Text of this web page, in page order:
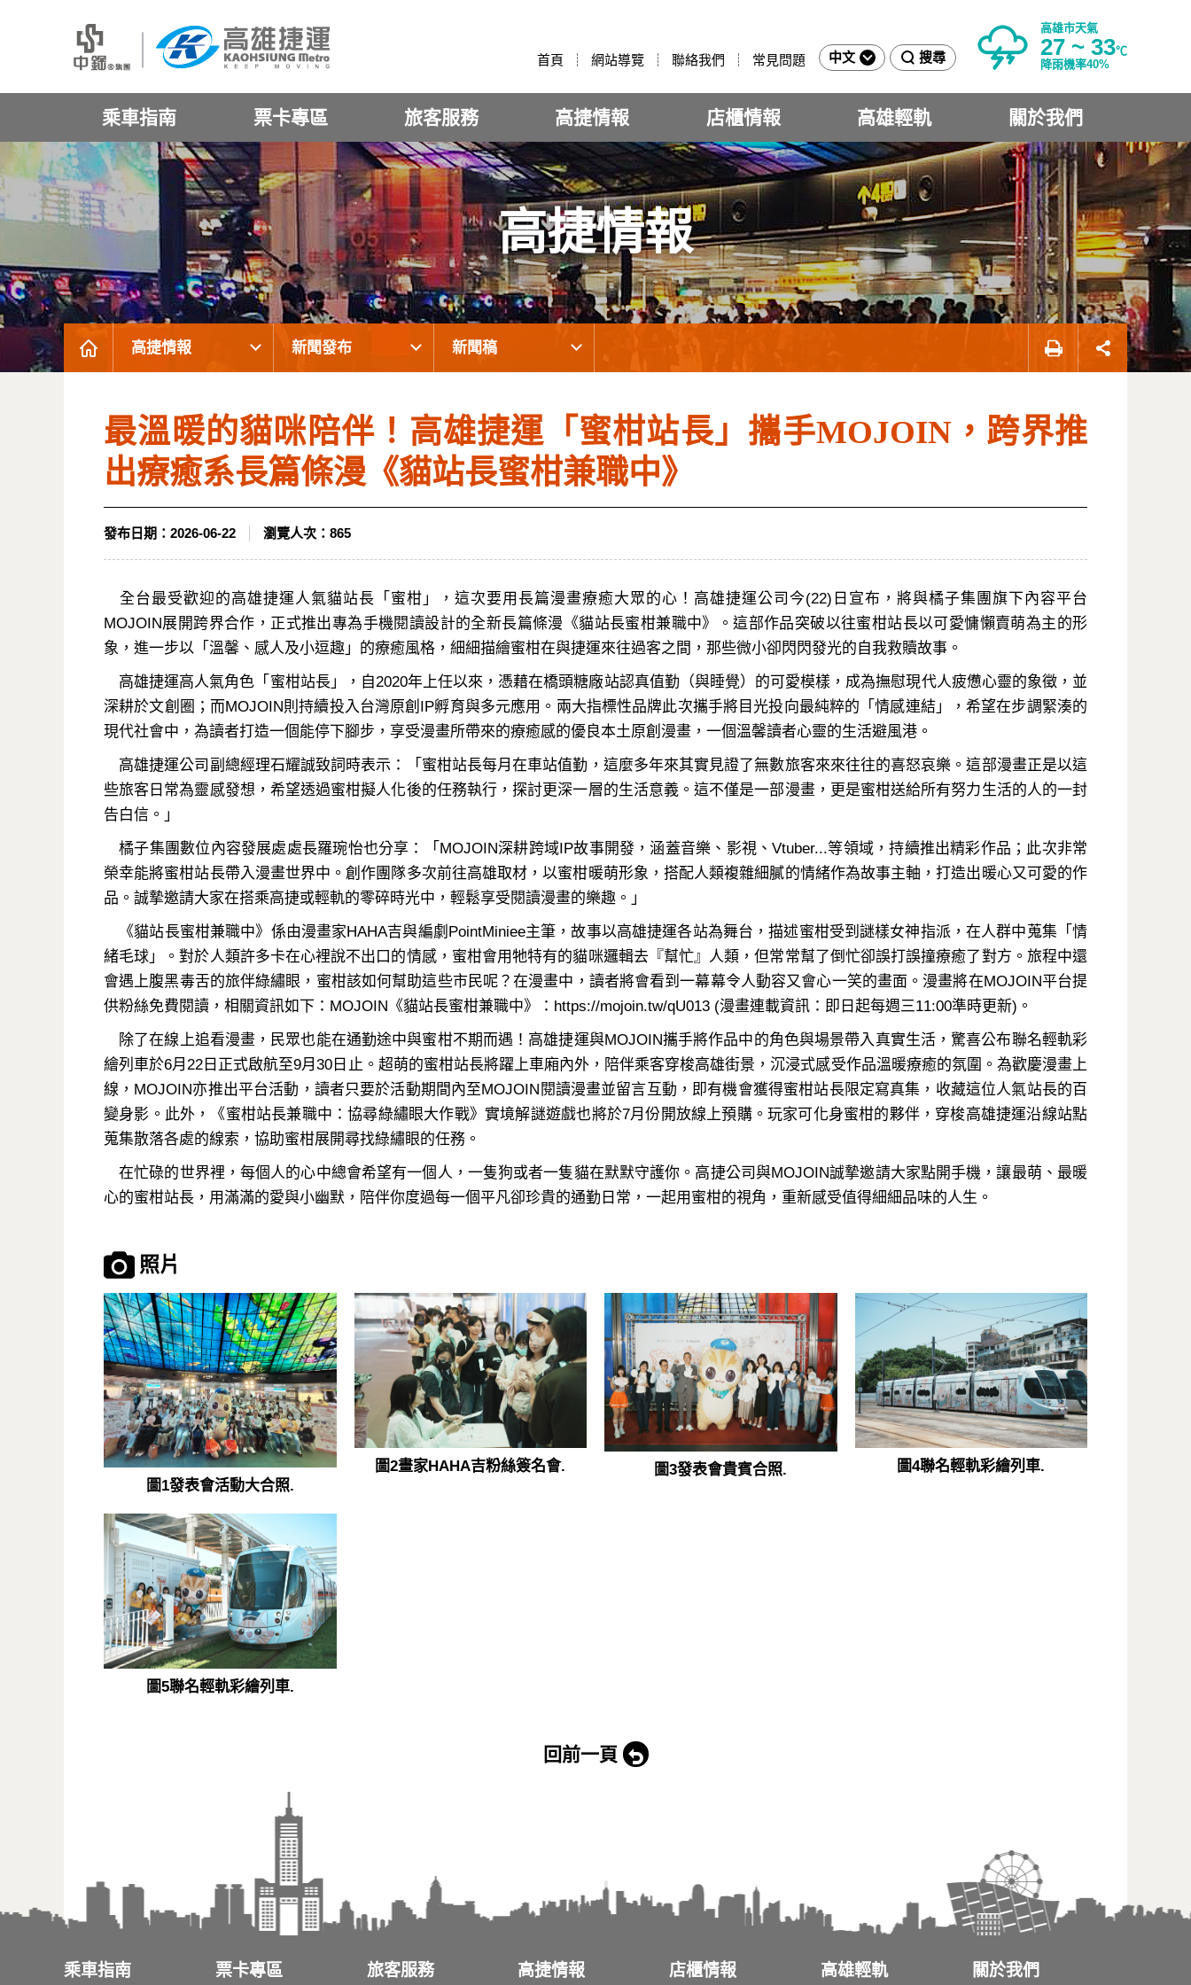
首頁 網站導覽 聯絡我們 常見問題 中文 搜尋
高雄市天氣
27 ~ 33℃
降雨機率40%
乘車指南 票卡專區 旅客服務 高捷情報 店櫃情報 高雄輕軌 關於我們
高捷情報
高捷情報 新聞發布 新聞稿
最溫暖的貓咪陪伴！高雄捷運「蜜柑站長」攜手MOJOIN，跨界推
出療癒系長篇條漫《貓站長蜜柑兼職中》
發布日期： 2026-06-22 瀏覽人次： 865
全台最受歡迎的高雄捷運人氣貓站長「蜜柑」，這次要用長篇漫畫療癒大眾的心！高雄捷運公司今(22)日宣布，將與橘子集團旗下內容平台
MOJOIN展開跨界合作，正式推出專為手機閱讀設計的全新長篇條漫《貓站長蜜柑兼職中》。這部作品突破以往蜜柑站長以可愛慵懶賣萌為主的形
象，進一步以「溫馨、感人及小逗趣」的療癒風格，細細描繪蜜柑在與捷運來往過客之間，那些微小卻閃閃發光的自我救贖故事。
高雄捷運高人氣角色「蜜柑站長」，自2020年上任以來，憑藉在橋頭糖廠站認真值勤（與睡覺）的可愛模樣，成為撫慰現代人疲憊心靈的象徵，並
深耕於文創圈；而MOJOIN則持續投入台灣原創IP孵育與多元應用。兩大指標性品牌此次攜手將目光投向最純粹的「情感連結」，希望在步調緊湊的
現代社會中，為讀者打造一個能停下腳步，享受漫畫所帶來的療癒感的優良本土原創漫畫，一個溫馨讀者心靈的生活避風港。
高雄捷運公司副總經理石耀誠致詞時表示：「蜜柑站長每月在車站值勤，這麼多年來其實見證了無數旅客來來往往的喜怒哀樂。這部漫畫正是以這
些旅客日常為靈感發想，希望透過蜜柑擬人化後的任務執行，探討更深一層的生活意義。這不僅是一部漫畫，更是蜜柑送給所有努力生活的人的一封
告白信。」
橘子集團數位內容發展處處長羅琬怡也分享：「MOJOIN深耕跨域IP故事開發，涵蓋音樂、影視、Vtuber...等領域，持續推出精彩作品；此次非常
榮幸能將蜜柑站長帶入漫畫世界中。創作團隊多次前往高雄取材，以蜜柑暖萌形象，搭配人類複雜細膩的情緒作為故事主軸，打造出暖心又可愛的作
品。誠摯邀請大家在搭乘高捷或輕軌的零碎時光中，輕鬆享受閱讀漫畫的樂趣。」
《貓站長蜜柑兼職中》係由漫畫家HAHA吉與編劇PointMiniee主筆，故事以高雄捷運各站為舞台，描述蜜柑受到謎樣女神指派，在人群中蒐集「情
緒毛球」。對於人類許多卡在心裡說不出口的情感，蜜柑會用牠特有的貓咪邏輯去『幫忙』人類，但常常幫了倒忙卻誤打誤撞療癒了對方。旅程中還
會遇上腹黑毒舌的旅伴綠繡眼，蜜柑該如何幫助這些市民呢？在漫畫中，讀者將會看到一幕幕令人動容又會心一笑的畫面。漫畫將在MOJOIN平台提
供粉絲免費閱讀，相關資訊如下：MOJOIN《貓站長蜜柑兼職中》：https://mojoin.tw/qU013 (漫畫連載資訊：即日起每週三11:00準時更新)。
除了在線上追看漫畫，民眾也能在通勤途中與蜜柑不期而遇！高雄捷運與MOJOIN攜手將作品中的角色與場景帶入真實生活，驚喜公布聯名輕軌彩
繪列車於6月22日正式啟航至9月30日止。超萌的蜜柑站長將躍上車廂內外，陪伴乘客穿梭高雄街景，沉浸式感受作品溫暖療癒的氛圍。為歡慶漫畫上
線，MOJOIN亦推出平台活動，讀者只要於活動期間內至MOJOIN閱讀漫畫並留言互動，即有機會獲得蜜柑站長限定寫真集，收藏這位人氣站長的百
變身影。此外，《蜜柑站長兼職中：協尋綠繡眼大作戰》實境解謎遊戲也將於7月份開放線上預購。玩家可化身蜜柑的夥伴，穿梭高雄捷運沿線站點
蒐集散落各處的線索，協助蜜柑展開尋找綠繡眼的任務。
在忙碌的世界裡，每個人的心中總會希望有一個人，一隻狗或者一隻貓在默默守護你。高捷公司與MOJOIN誠摯邀請大家點開手機，讓最萌、最暖
心的蜜柑站長，用滿滿的愛與小幽默，陪伴你度過每一個平凡卻珍貴的通勤日常，一起用蜜柑的視角，重新感受值得細細品味的人生。
照片
圖1發表會活動大合照.
圖2畫家HAHA吉粉絲簽名會. 圖3發表會貴賓合照. 圖4聯名輕軌彩繪列車.
圖5聯名輕軌彩繪列車.
回前一頁
乘車指南 票卡專區 旅客服務 高捷情報 店櫃情報 高雄輕軌 關於我們